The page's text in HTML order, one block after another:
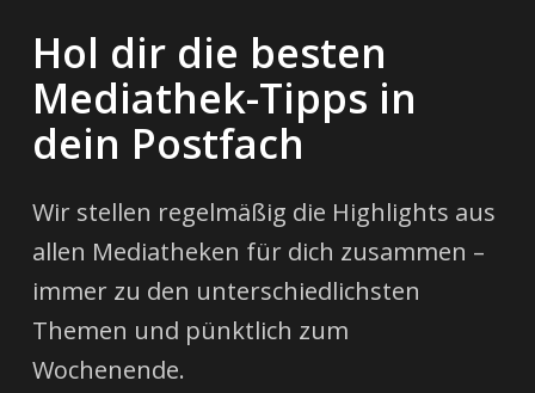
Hol dir die besten
Mediathek-Tipps in
dein Postfach
Wir stellen regelmäßig die Highlights aus
allen Mediatheken für dich zusammen –
immer zu den unterschiedlichsten
Themen und pünktlich zum
Wochenende.